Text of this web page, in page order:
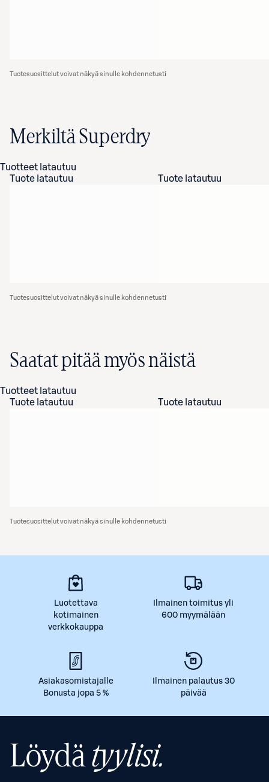
Tuotesuosittelut voivat näkyä sinulle kohdennetusti
Merkiltä Superdry
Tuotteet latautuu
Tuote latautuu
Tuote latautuu
Tuotesuosittelut voivat näkyä sinulle kohdennetusti
Saatat pitää myös näistä
Tuotteet latautuu
Tuote latautuu
Tuote latautuu
Tuotesuosittelut voivat näkyä sinulle kohdennetusti
Luotettava
kotimainen
verkkokauppa
Ilmainen toimitus yli
600 myymälään
Asiakasomistajalle
Bonusta jopa 5 %
Ilmainen palautus 30
päivää
Löydätyylisi.